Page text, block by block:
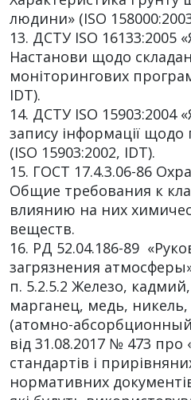
людини» (ISO
13. ДСТУ ISO 16133:2005
Настанови щодо
моніторингових
IDT).
14. ДСТУ ISO 15903:2004
запису інформації щодо
(ISO 15903:2002, IDT).
15. ГОСТ 17.4.3.06-86
Общие требования к
влиянию на них
веществ.
16. РД 52.04.186-89
загрязнения
п. 5.2.5.2 Железо,
марганец, медь,
(атомно-
від 31.08.2017 № 473 про
стандартів і
нормативних